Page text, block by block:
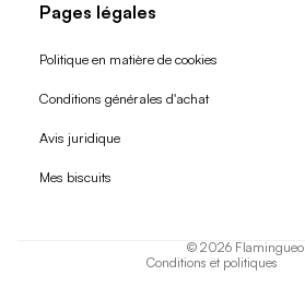
Pages légales
Politique en matière de cookies
Conditions générales d'achat
Avis juridique
Mes biscuits
© 2026 Flamingueo
Conditions et politiques
Politique de remboursement